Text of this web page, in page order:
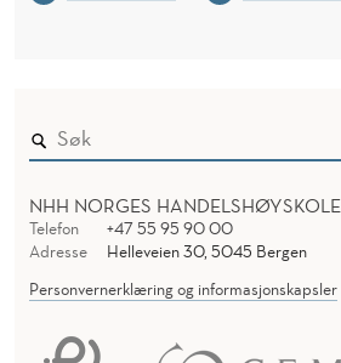
NHH NORGES HANDELSHØYSKOLE
Telefon
+47 55 95 90 00
Adresse
Helleveien 30, 5045 Bergen
Personvernerklæring og informasjonskapsler